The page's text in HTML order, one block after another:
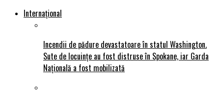
Internațional
Incendii de pădure devastatoare în statul Washington.
Sute de locuințe au fost distruse în Spokane, iar Garda
Națională a fost mobilizată